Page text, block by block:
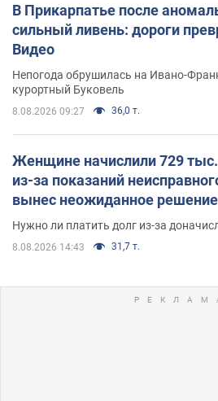
В Прикарпатье после
сильный ливень: дороги
Видео
Непогода обрушилась на Ивано-
курортный Буковель
8.08.2026 09:27 36,0 т.
Женщине начислили 729 тыс.
из-за показаний
вынес неожиданное решение
Нужно ли платить долг из-за
8.08.2026 14:43 31,7 т.